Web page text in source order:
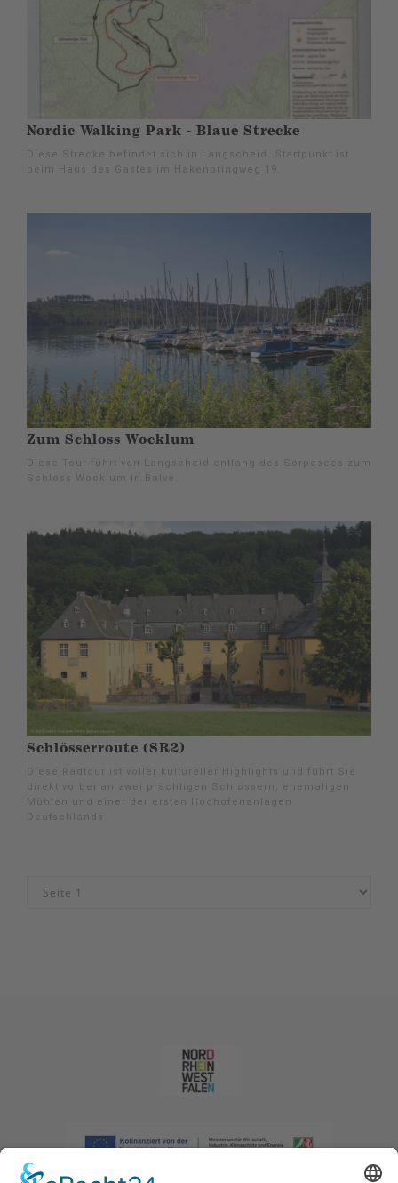
Nordic Walking Park - Blaue Strecke
Diese Strecke befindet sich in Langscheid. Startpunkt ist
beim Haus des Gastes im Hakenbringweg 19.
Zum Schloss Wocklum
Diese Tour führt von Langscheid entlang des Sorpesees zum
Schloss Wocklum in Balve.
Schlösserroute (SR2)
Diese Radtour ist voller kultureller Highlights und führt Sie
direkt vorbei an zwei prächtigen Schlössern, ehemaligen
Mühlen und einer der ersten Hochofenanlagen
Deutschlands.